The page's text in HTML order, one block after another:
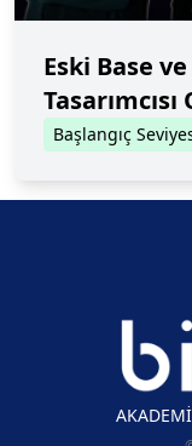
Eski Base
Başlangıç
AKADEMİ